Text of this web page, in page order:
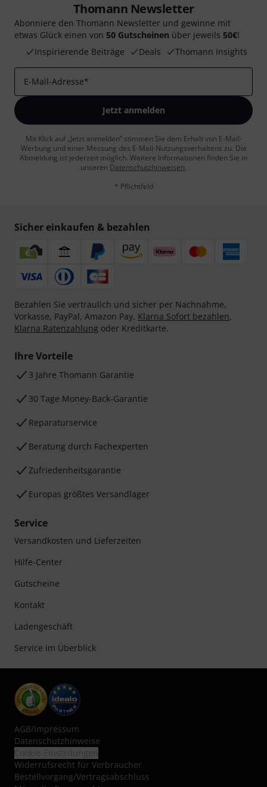
Thomann Newsletter
Abonniere den Thomann Newsletter und gewinne mit
etwas Glück einen von 50 Gutscheinen über jeweils 50€!
Inspirierende Beiträge
Deals Thomann Insights
E-Mail-Adresse*
Jetzt anmelden
Mit Klick auf „Jetzt anmelden“ stimmen Sie dem Erhalt von E-Mail-
Werbung und einer Messung des E-Mail-Nutzungsverhaltens zu. Die
Abmeldung ist jederzeit möglich. Weitere Informationen finden Sie in
unseren Datenschutzhinweisen.
* Pflichtfeld
Sicher einkaufen & bezahlen
Bezahlen Sie vertraulich und sicher per Nachnahme,
Vorkasse, PayPal, Amazon Pay, Klarna Sofort bezahlen,
Klarna Ratenzahlung oder Kreditkarte.
Ihre Vorteile
3 Jahre Thomann Garantie
30 Tage Money-Back-Garantie
Reparaturservice
Beratung durch Fachexperten
Zufriedenheitsgarantie
Europas größtes Versandlager
Service
Versandkosten und Lieferzeiten
Hilfe-Center
Gutscheine
Kontakt
Ladengeschäft
Service im Überblick
AGB/Impressum
Datenschutzhinweise
Widerrufsrecht für Verbraucher
Bestellvorgang/Vertragsabschluss